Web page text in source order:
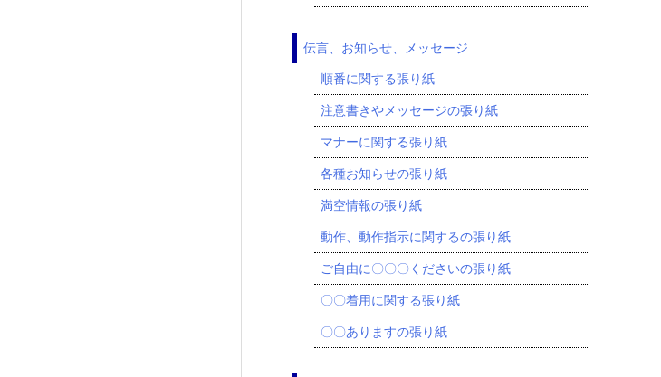
伝言、お知らせ、メッセージ
順番に関する張り紙
注意書きやメッセージの張り紙
マナーに関する張り紙
各種お知らせの張り紙
満空情報の張り紙
動作、動作指示に関するの張り紙
ご自由に〇〇〇くださいの張り紙
〇〇着用に関する張り紙
〇〇ありますの張り紙